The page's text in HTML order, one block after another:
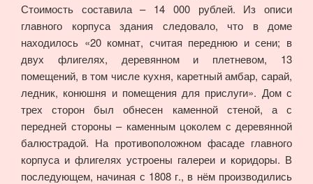
Стоимость составила – 14 000 рублей. Из описи
главного корпуса здания следовало, что в доме
находилось «20 комнат, считая переднюю и сени; в
двух флигелях, деревянном и плетневом, 13
помещений, в том числе кухня, каретный амбар, сарай,
ледник, конюшня и помещения для прислуги». Дом с
трех сторон был обнесен каменной стеной, а с
передней стороны – каменным цоколем с деревянной
балюстрадой. На противоположном фасаде главного
корпуса и флигелях устроены галереи и коридоры. В
последующем, начиная с 1808 г., в нём производились